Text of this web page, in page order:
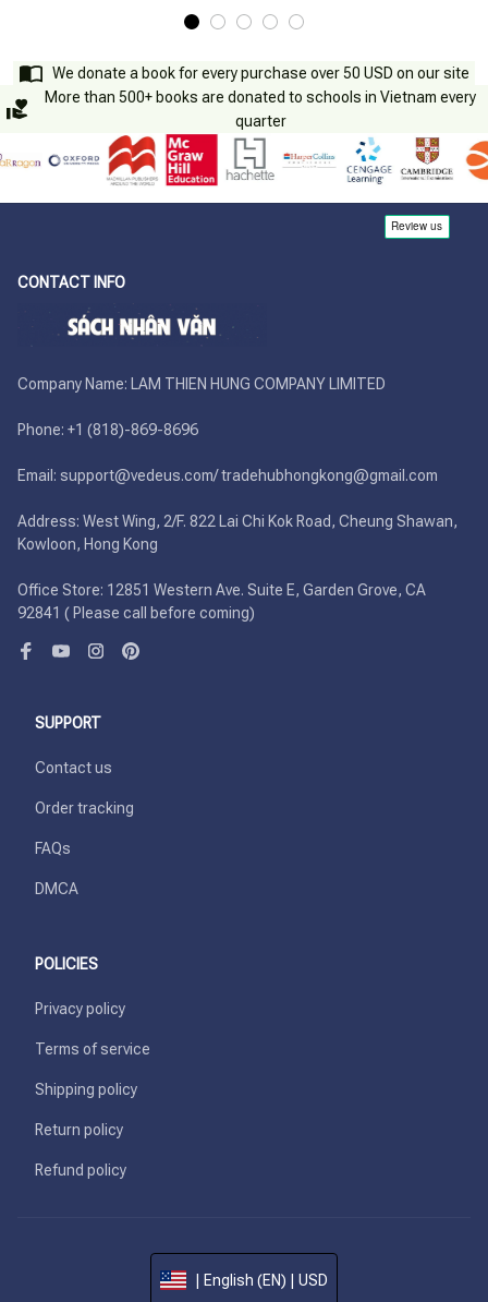
We donate a book for every purchase over 50 USD on our site
More than 500+ books are donated to schools in Vietnam every
quarter
CONTACT INFO
Company Name: LAM THIEN HUNG COMPANY LIMITED
Phone: +1 (818)-869-8696
Email: support@vedeus.com/ tradehubhongkong@gmail.com
Address: West Wing, 2/F. 822 Lai Chi Kok Road, Cheung Shawan,
Kowloon, Hong Kong
Office Store: 12851 Western Ave. Suite E, Garden Grove, CA
92841 ( Please call before coming)
SUPPORT
Contact us
Order tracking
FAQs
DMCA
POLICIES
Privacy policy
Terms of service
Shipping policy
Return policy
Refund policy
| English (EN) | USD